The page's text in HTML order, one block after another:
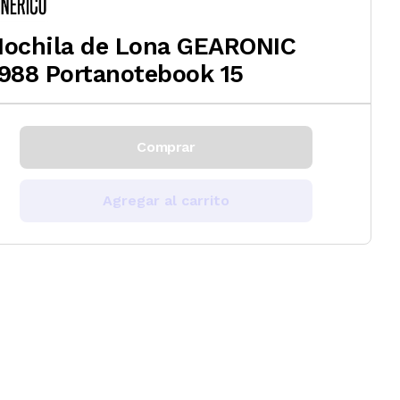
de Lona GEARONIC
Portanotebook 15
Comprar
Agregar al carrito